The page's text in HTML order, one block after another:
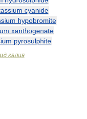
cyanide
hypobromite
xanthogenate
pyrosulphite
калия